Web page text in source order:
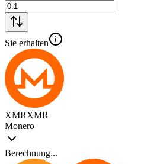
Sie erhalten
XMRXMR
Monero
Berechnung...